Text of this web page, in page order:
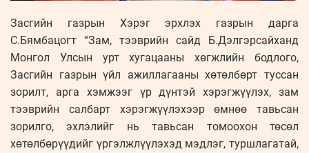
Засгийн газрын Хэрэг эрхлэх газрын дарга
С.Бямбацогт “Зам, тээврийн сайд Б.Дэлгэрсайханд
Монгол Улсын урт хугацааны хөгжлийн бодлого,
Засгийн газрын үйл ажиллагааны хөтөлбөрт туссан
зорилт, арга хэмжээг үр дүнтэй хэрэгжүүлэх, зам
тээврийн салбарт хэрэгжүүлэхээр өмнөө тавьсан
зорилго, эхлэлийг нь тавьсан томоохон төсөл
хөтөлбөрүүдийг үргэлжлүүлэхэд мэдлэг, туршлагатай,